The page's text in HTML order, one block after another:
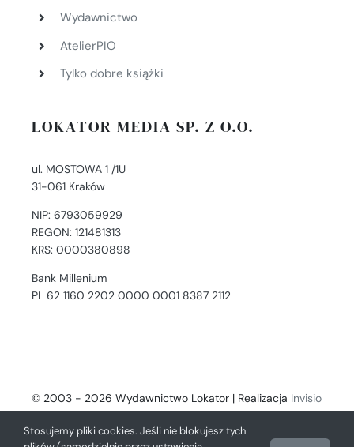
Wydawnictwo
AtelierPIO
Tylko dobre książki
LOKATOR MEDIA SP. Z O.O.
ul. MOSTOWA 1 /1U
31-061 Kraków
NIP: 6793059929
REGON: 121481313
KRS: 0000380898
Bank Millenium
PL 62 1160 2202 0000 0001 8387 2112
© 2003 - 2026 Wydawnictwo Lokator | Realizacja Invisio
- Digital Solutions
Stosujemy pliki cookies. Jeśli nie blokujesz tych